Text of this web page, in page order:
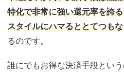
特化で非常に強い還元率を誇
スタイルにハマるととてつも
るのです。
誰にでもお得な決済手段という